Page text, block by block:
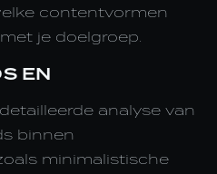
contentvormen
je doelgroep.
EN
analyse van
binnen
minimalistische